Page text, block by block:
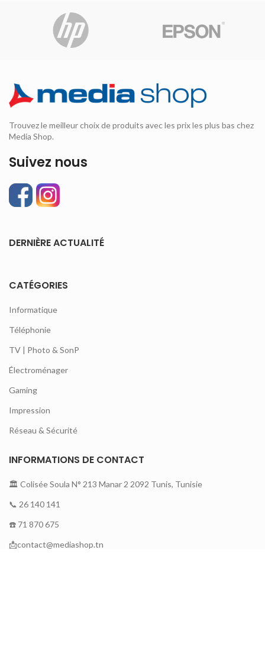
Trouvez le meilleur choix de produits avec les prix les plus bas chez
Media Shop.
Suivez nous
DERNIÈRE ACTUALITÉ
CATÉGORIES
Informatique
Téléphonie
TV | Photo & SonP
Électroménager
Gaming
Impression
Réseau & Sécurité
INFORMATIONS DE CONTACT
🏛 Colisée Soula N° 213 Manar 2 2092 Tunis, Tunisie
📞 26 140 141
☎️ 71 870 675
📩contact@mediashop.tn